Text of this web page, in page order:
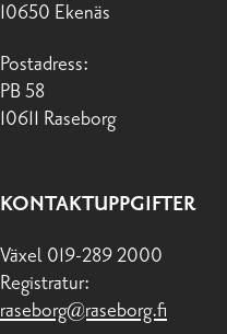
10650 Ekenäs
Postadress:
PB 58
10611 Raseborg
KONTAKTUPPGIFTER
Växel 019-289 2000
Registratur:
raseborg@raseborg.fi